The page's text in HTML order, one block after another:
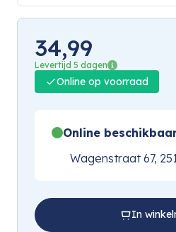
34,99
Levertijd 5 dagen
Online op voorraad
Online
Wagenstraat 67,
In